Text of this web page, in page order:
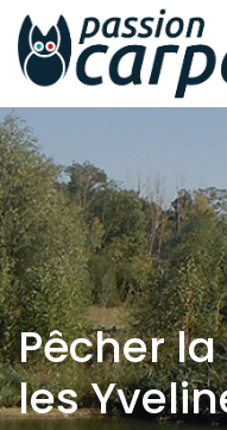
Pêcher
les